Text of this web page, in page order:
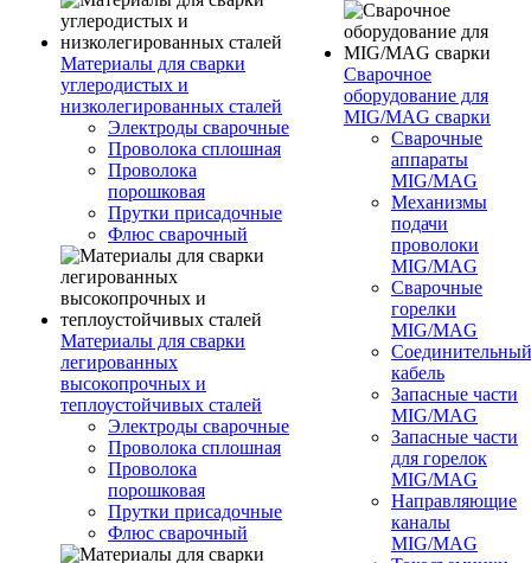
Материалы для сварки
углеродистых и
низколегированных сталей
Электроды сварочные
Проволока сплошная
Проволока
порошковая
Прутки присадочные
Флюс сварочный
Материалы для сварки
легированных
высокопрочных и
теплоустойчивых сталей
Электроды сварочные
Проволока сплошная
Проволока
порошковая
Прутки присадочные
Флюс сварочный
Сварочное
оборудование для
MIG/MAG сварки
Сварочные
аппараты
MIG/MAG
Механизмы
подачи
проволоки
MIG/MAG
Сварочные
горелки
MIG/MAG
Соединительный
кабель
Запасные части
MIG/MAG
Запасные части
для горелок
MIG/MAG
Направляющие
каналы
MIG/MAG